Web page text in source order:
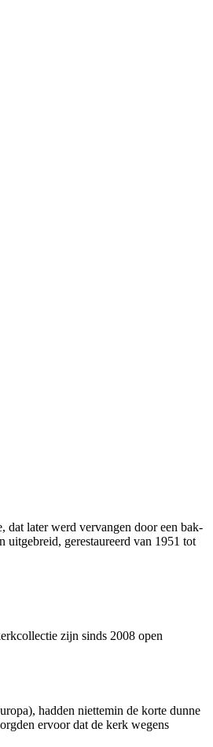
dat later werd vervangen door een bak­
uitge­breid, gerestau­reerd van 1951 tot
zijn sinds 2008 open
hadden niettemin de korte dunne
ervoor dat de kerk wegens